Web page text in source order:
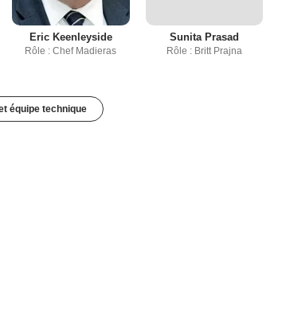
Eric Keenleyside
Rôle : Chef Madieras
Sunita Prasad
Rôle : Britt Prajna
équipe technique